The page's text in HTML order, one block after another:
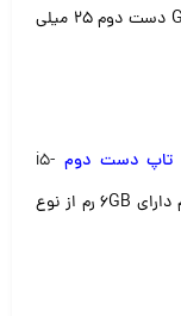
متفاوتی دارد. ضخامت این لپ تاپ لنوو G5080 دست دوم ۲۵ میلی
دست دوم i5-
ست و همچنین این لپ تاپ دست دوم دارای ۶GB رم از نوع